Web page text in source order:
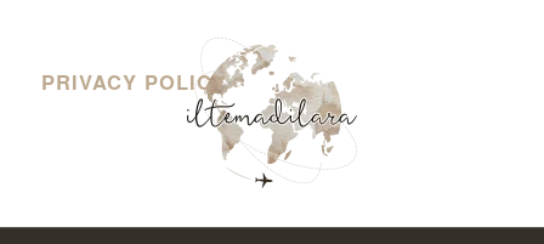
PRIVACY POLICY